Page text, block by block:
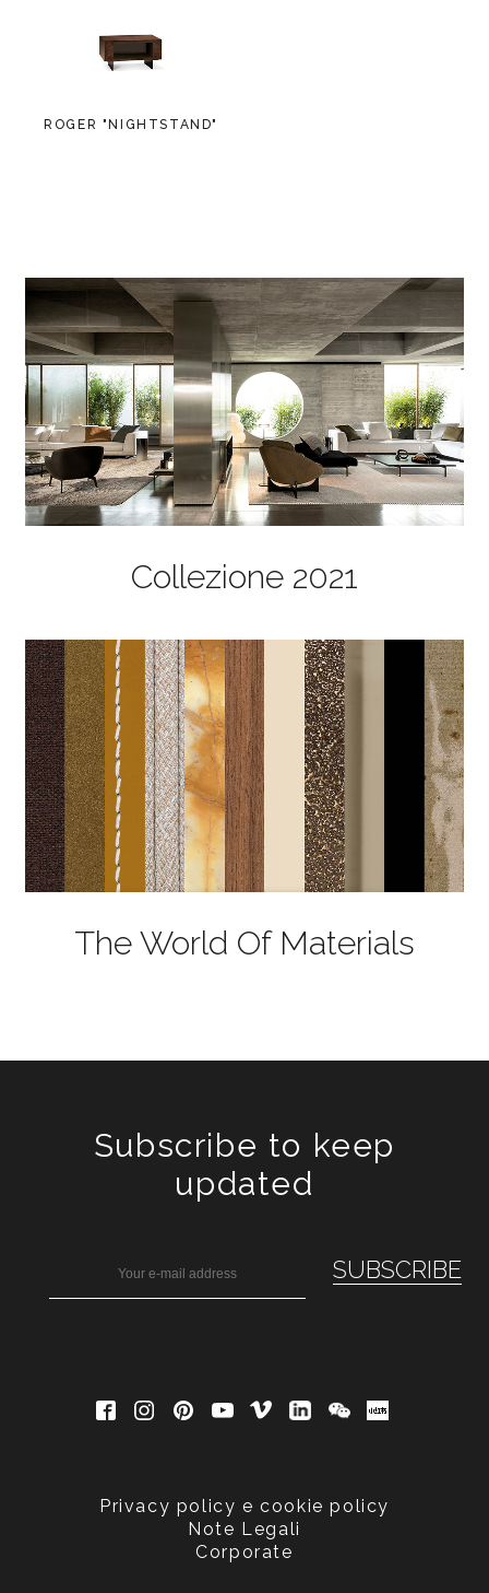
ROGER "NIGHTSTAND"
Collezione 2021
The World Of Materials
Subscribe to keep
updated
Privacy policy e cookie policy
Note Legali
Corporate